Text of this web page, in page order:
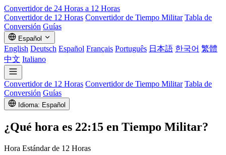
Convertidor de 24 Horas a 12 Horas
Convertidor de 12 Horas Convertidor de Tiempo Militar Tabla de
Conversión Guías
Español
English Deutsch Español Français Português 日本語 한국어 繁體
中文 Italiano
Convertidor de 12 Horas Convertidor de Tiempo Militar Tabla de
Conversión Guías
Idioma: Español
¿Qué hora es 22:15 en Tiempo Militar?
Hora Estándar de 12 Horas